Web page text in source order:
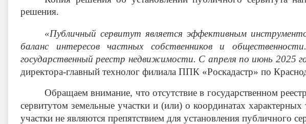
решения.
«Публичный сервитут является эффективным
баланс интересов частных собственников и
государственный реестр недвижимости. С апреля по июнь 2025
директора-главный технолог филиала ППК «Роскадастр» по
Обращаем внимание, что отсутствие в государственном
сервитутом земельные участки и (или) о координатах
участки не являются препятствием для установления публичного